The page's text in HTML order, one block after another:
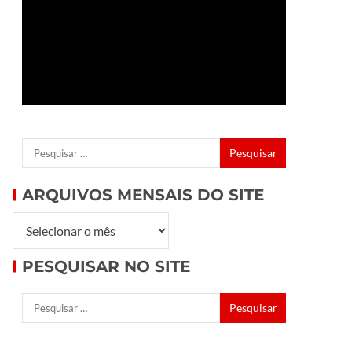
ARQUIVOS MENSAIS DO SITE
PESQUISAR NO SITE